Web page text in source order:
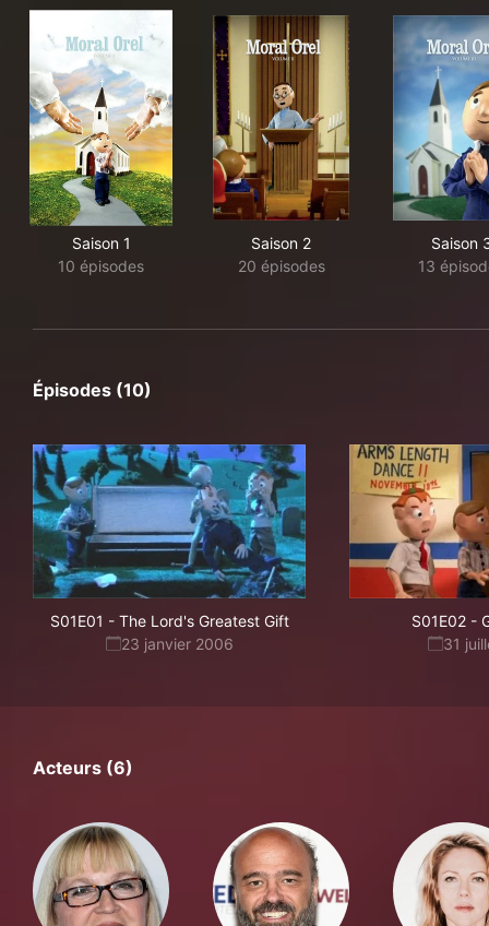
Saison 1
10 épisodes
Saison 2
20 épisodes
Saison
13
Épisodes (10)
S01E01 - The Lord's Greatest Gift
23 janvier 2006
S01E02 -
31
Acteurs (6)